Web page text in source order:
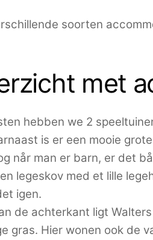
soorten
met
hebben we 2
is er een mooie
når man er barn, er det
legeskov med et lille
igen.
de achterkant ligt
gras. Hier wonen ook de